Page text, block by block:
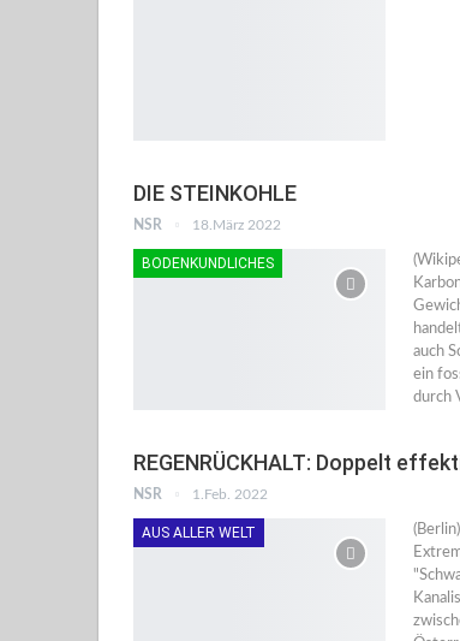
DIE STEINKOHLE
NSR 18.März 2022
BODENKUNDLICHES
auch
ein
durch
REGENRÜCKHALT: Doppelt
NSR 1.Feb. 2022
AUS ALLER WELT